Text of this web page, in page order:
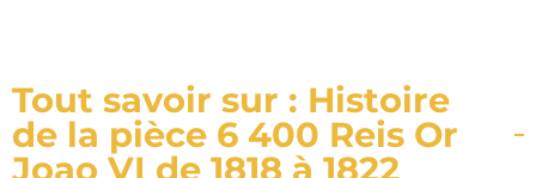
Tout savoir sur : Histoire
de la pièce 6 400 Reis Or
Joao VI de 1818 à 1822